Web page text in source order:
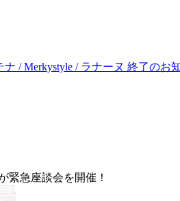
ナ / Merkystyle / ラナーヌ 終了のお
緊急座談会を開催！